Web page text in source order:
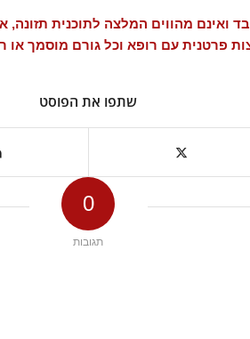
ואינם מהווים המלצה לתוכנית תזונה,
פרטנית עם רופא וכל גורם מוסמך או
שתפו את הפוסט
0
תגובות